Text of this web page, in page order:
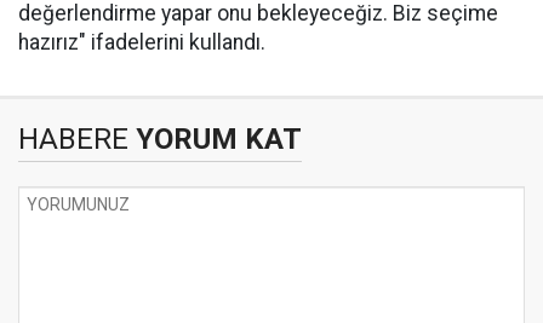
değerlendirme yapar onu bekleyeceğiz. Biz seçime
hazırız" ifadelerini kullandı.
HABERE YORUM KAT